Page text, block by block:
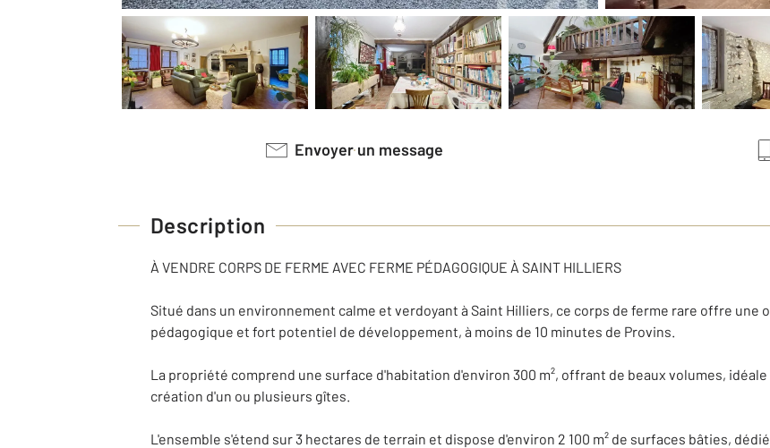
Envoyer un message
Description
À VENDRE CORPS DE FERME AVEC FERME PÉDAGOGIQUE À SAINT HILLIERS
Situé dans un environnement calme et verdoyant à Saint Hilliers, ce corps de ferme rare offre
pédagogique et fort potentiel de développement, à moins de 10 minutes de Provins.
La propriété comprend une surface d'habitation d'environ 300 m², offrant de beaux volumes,
création d'un ou plusieurs gîtes.
L'ensemble s'étend sur 3 hectares de terrain et dispose d'environ 2 100 m² de surfaces bâties,